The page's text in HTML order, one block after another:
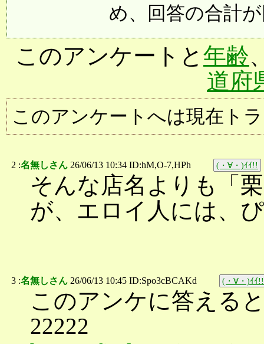
め、回答の合計
このアンケートと 年齢
道府
このアンケートへは現在ト
2 :名無しさん 26/06/13 10:34 ID:hM,O-7,HPh (・∀・)ｲｲ!!
そんな店名よりも「
が、エロイ人には、
3 :名無しさん 26/06/13 10:45 ID:Spo3cBCAKd (・∀・)ｲｲ!!
このアンケに答える
22222